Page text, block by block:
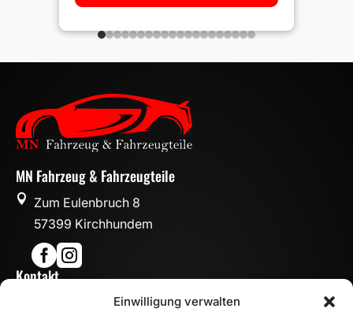
Einwilligung verwalten
MN Fahrzeug & Fahrzeugteile

Zum Eulenbruch 8
57399 Kirchhundem

Kontakt
info@mn-fahrzeugteile.de